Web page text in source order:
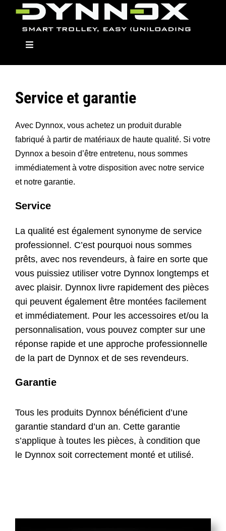
Skip
Toggle
Dynnox
Modellen
Opbouwmodulen
Dealers
Contact
Boutique
Service et garantie
Avec Dynnox, vous achetez un produit durable
fabriqué à partir de matériaux de haute qualité. Si votre
Dynnox a besoin d’être entretenu, nous sommes
immédiatement à votre disposition avec notre service
et notre garantie.
Service
La qualité est également synonyme de service
professionnel. C’est pourquoi nous sommes
prêts, avec nos revendeurs, à faire en sorte que
vous puissiez utiliser votre Dynnox longtemps et
avec plaisir. Dynnox livre rapidement des pièces
qui peuvent également être montées facilement
et immédiatement. Pour les accessoires et/ou la
personnalisation, vous pouvez compter sur une
réponse rapide et une approche professionnelle
de la part de Dynnox et de ses revendeurs.
Garantie
Tous les produits Dynnox bénéficient d’une
garantie standard d’un an. Cette garantie
s’applique à toutes les pièces, à condition que
le Dynnox soit correctement monté et utilisé.